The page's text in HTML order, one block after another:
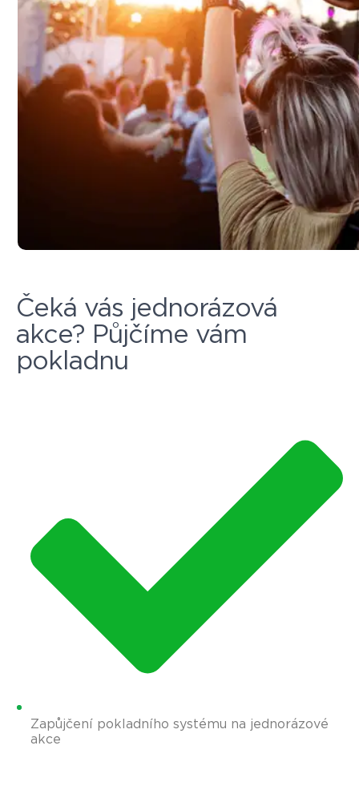
Čeká vás jednorázová
akce? Půjčíme vám
pokladnu
Zapůjčení pokladního systému na jednorázové
akce